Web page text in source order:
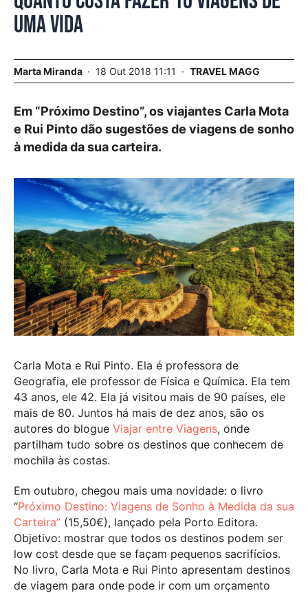
uma vida
Marta Miranda 18 Out 2018 11:11 TRAVEL MAGG
Em “Próximo Destino”, os viajantes Carla Mota
e Rui Pinto dão sugestões de viagens de sonho
à medida da sua carteira.
Carla Mota e Rui Pinto. Ela é professora de
Geografia, ele professor de Física e Química. Ela tem
43 anos, ele 42. Ela já visitou mais de 90 países, ele
mais de 80. Juntos há mais de dez anos, são os
autores do blogue Viajar entre Viagens, onde
partilham tudo sobre os destinos que conhecem de
mochila às costas.
Em outubro, chegou mais uma novidade: o livro
“Próximo Destino: Viagens de Sonho à Medida da sua
Carteira” (15,50€), lançado pela Porto Editora.
Objetivo: mostrar que todos os destinos podem ser
low cost desde que se façam pequenos sacrifícios.
No livro, Carla Mota e Rui Pinto apresentam destinos
de viagem para onde pode ir com um orçamento